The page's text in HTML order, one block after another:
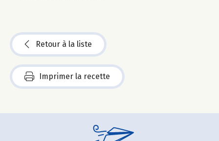
Retour à la liste
Imprimer la recette